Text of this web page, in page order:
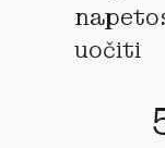
uočiti